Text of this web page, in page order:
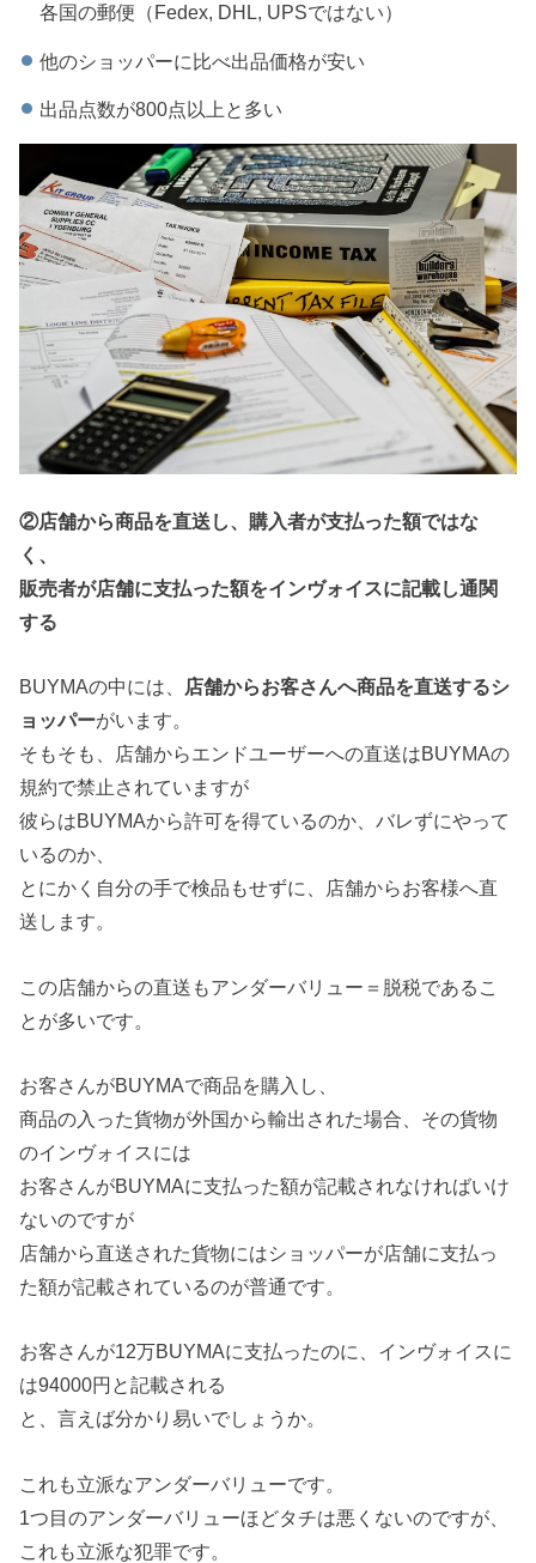
各国の郵便（Fedex, DHL, UPSではない）
他のショッパーに比べ出品価格が安い
出品点数が800点以上と多い
②店舗から商品を直送し、購入者が支払った額ではな
く、
販売者が店舗に支払った額をインヴォイスに記載し通関
する
BUYMAの中には、 店舗からお客さんへ商品を直送するシ
ョッパーがいます。
そもそも、店舗からエンドユーザーへの直送はBUYMAの
規約で禁止されていますが
彼らはBUYMAから許可を得ているのか、バレずにやって
いるのか、
とにかく自分の手で検品もせずに、店舗からお客様へ直
送します。
この店舗からの直送もアンダーバリュー＝脱税であるこ
とが多いです。
お客さんがBUYMAで商品を購入し、
商品の入った貨物が外国から輸出された場合、その貨物
のインヴォイスには
お客さんがBUYMAに支払った額が記載されなければいけ
ないのですが
店舗から直送された貨物にはショッパーが店舗に支払っ
た額が記載されているのが普通です。
お客さんが12万BUYMAに支払ったのに、インヴォイスに
は94000円と記載される
と、言えば分かり易いでしょうか。
これも立派なアンダーバリューです。
1つ目のアンダーバリューほどタチは悪くないのですが、
これも立派な犯罪です。